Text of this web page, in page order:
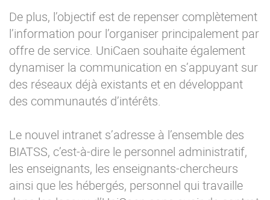
De plus, l’objectif est de repenser complètement
l’information pour l’organiser principalement par
offre de service. UniCaen souhaite également
dynamiser la communication en s’appuyant sur
des réseaux déjà existants et en développant
des communautés d’intérêts.
Le nouvel intranet s’adresse à l’ensemble des
BIATSS, c’est-à-dire le personnel administratif,
les enseignants, les enseignants-chercheurs
ainsi que les hébergés, personnel qui travaille